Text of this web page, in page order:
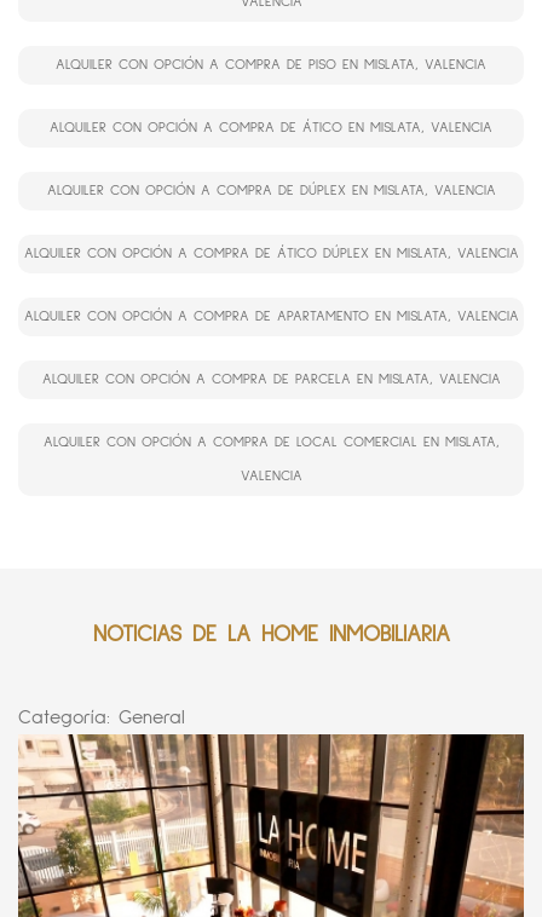
ALQUILER CON OPCIÓN A COMPRA DE PISO EN MISLATA, VALENCIA
ALQUILER CON OPCIÓN A COMPRA DE ÁTICO EN MISLATA, VALENCIA
ALQUILER CON OPCIÓN A COMPRA DE DÚPLEX EN MISLATA, VALENCIA
ALQUILER CON OPCIÓN A COMPRA DE ÁTICO DÚPLEX EN MISLATA, VALENCIA
ALQUILER CON OPCIÓN A COMPRA DE APARTAMENTO EN MISLATA, VALENCIA
ALQUILER CON OPCIÓN A COMPRA DE PARCELA EN MISLATA, VALENCIA
ALQUILER CON OPCIÓN A COMPRA DE LOCAL COMERCIAL EN MISLATA,
VALENCIA
NOTICIAS DE LA HOME INMOBILIARIA
Categoría: General